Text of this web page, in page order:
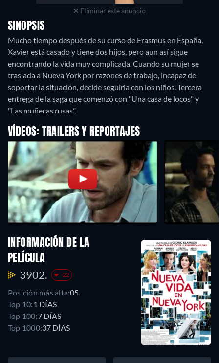
Eliminar este anuncio
SINOPSIS
Mucho tiempo después de su curso de Erasmus en España,
Xavier está casado y tiene dos hijos, pero aun así sigue
encontrando la vida muy complicada. Cuando su mujer se
traslada a Nueva York por razones de trabajo, incapaz de
soportar la situación, decide seguirla con los niños. Tercera
entrega de la saga que comenzó con "Una casa de locos" y
"Las muñecas rusas".
VÍDEOS: TRAILERS Y REPORTAJES
INFORMACIÓN DE LA
PELÍCULA
3902. -22
Posición más alta:05.
Top 10: 1 DÍAS
Top 100:7 DÍAS
Top 1000:37 DÍAS